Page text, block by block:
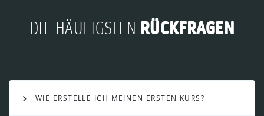
DIE HÄUFIGSTEN RÜCKFRAGEN
WIE ERSTELLE ICH MEINEN ERSTEN KURS?